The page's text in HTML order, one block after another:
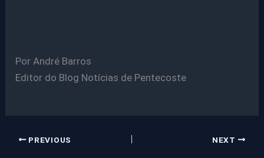
Por André Barros
Editor do Blog Notícias de Pentecoste
PREVIOUS NEXT